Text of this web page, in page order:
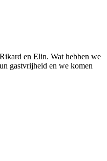
en Elin. Wat hebben we
gastvrijheid en we komen